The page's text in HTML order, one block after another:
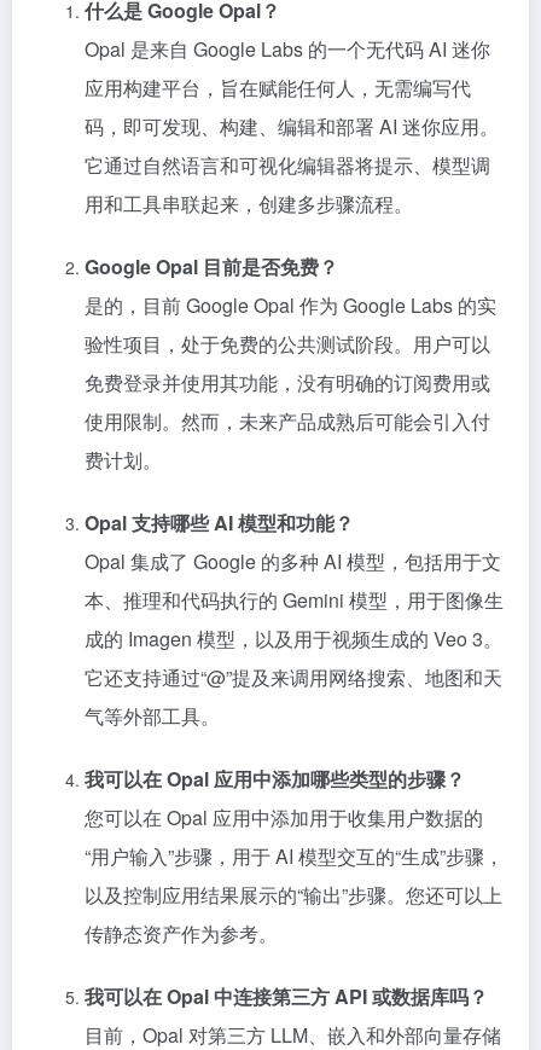
什么是 Google Opal？
Opal 是来自 Google Labs 的一个无代码 AI 迷你
应用构建平台，旨在赋能任何人，无需编写代
码，即可发现、构建、编辑和部署 AI 迷你应用。
它通过自然语言和可视化编辑器将提示、模型调
用和工具串联起来，创建多步骤流程。
Google Opal 目前是否免费？
是的，目前 Google Opal 作为 Google Labs 的实
验性项目，处于免费的公共测试阶段。用户可以
免费登录并使用其功能，没有明确的订阅费用或
使用限制。然而，未来产品成熟后可能会引入付
费计划。
Opal 支持哪些 AI 模型和功能？
Opal 集成了 Google 的多种 AI 模型，包括用于文
本、推理和代码执行的 Gemini 模型，用于图像生
成的 Imagen 模型，以及用于视频生成的 Veo 3。
它还支持通过“@”提及来调用网络搜索、地图和天
气等外部工具。
我可以在 Opal 应用中添加哪些类型的步骤？
您可以在 Opal 应用中添加用于收集用户数据的
“用户输入”步骤，用于 AI 模型交互的“生成”步骤，
以及控制应用结果展示的“输出”步骤。您还可以上
传静态资产作为参考。
我可以在 Opal 中连接第三方 API 或数据库吗？
目前，Opal 对第三方 LLM、嵌入和外部向量存储